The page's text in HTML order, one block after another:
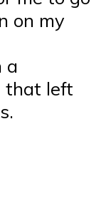
on my
a
that left